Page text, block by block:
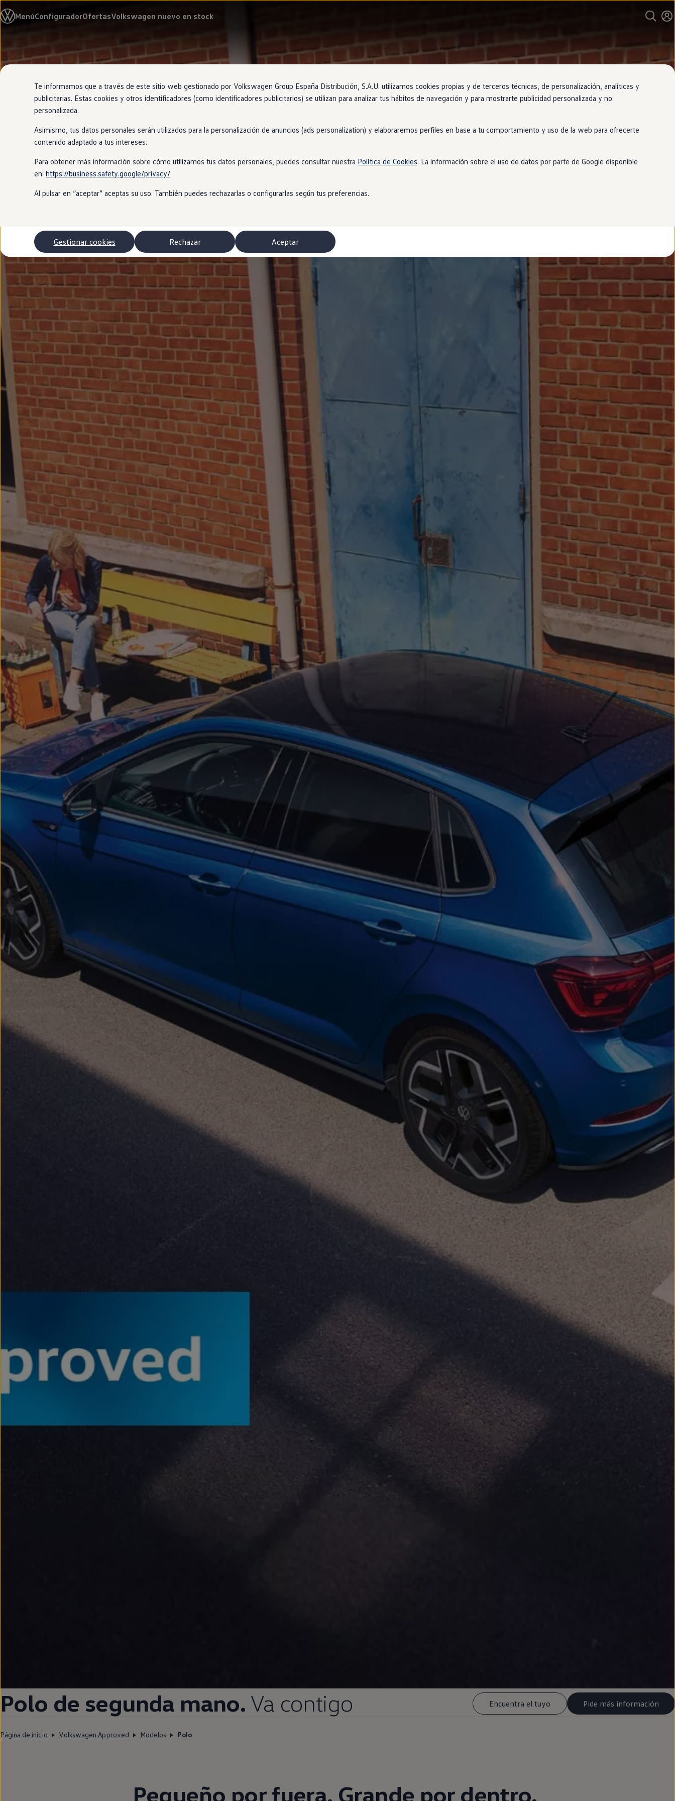
Ir
directamente
Ir
directamente
página
MenúConfiguradorOfertasVolkswagen nuevo en stock
Modelos y configurador
Nuevo ID. Cross
Volkswagen nuevo en stock
Volkswagen de ocasión
Financiación
My Way
Seguros
Empresas
Autoescuelas
Más sobre eléctricos
Más sobre híbridos
Plan Auto +
Etiquetas DGT
Simulador de autonomía, carga y ahorro
Soluciones de carga
Autonomía
Clientes y posventa
Club Volkswagen
Ofertas posventa
Eventos y experiencias
Beneficios Volkswagen
Asistencia en carretera
Garantía del fabricante
Beneficios del taller oficial
Rent-a-Car
Servicios digitales
Buscar servicios para tu modelo
Volkswagen Apps, inicio de sesión y tienda
Conectar el móvil con el vehículo
Actualizaciones del software, los mapas y las emisoras de radio
Mantenimiento y reparaciones
Revisiones e ITV
Aceite y líquidos del motor
Baterías
Frenos
Motor y chasis
Aire acondicionado y filtros
Faros y lunas
Carrocería y pintura
Llantas y neumáticos
Recambios Volkswagen
Accesorios y merchandising
Seguridad
Transporte
Entretenimiento
Personalización
Carga
Merchandising
Todo sobre tu Volkswagen
Tu coche conectado
Luces de advertencia
Manuales del coche
Información sobre EA189
Accede a My Volkswagen
Todo sobre tu Volkswagen
Información sobre Diésel XTL
Suscripción de mantenimiento Long Drive
Modelos anteriores
Beetle
Scirocco
Jetta
Sharan
Golf
Polo
Passat
Tiguan
Touareg
Touran
t-roc-1
Asistencia en carretera
Polo de segunda mano. Va contigo Encuentra el tuyo Pide más información
Página de inicio Volkswagen Approved Modelos Polo
Pequeño por fuera. Grande por dentro.
Te informamos que a través de este sitio web gestionado por Volkswagen Group España Distribución, S.A.U. utilizamos cookies propias y de terceros técnicas, de personalización, analíticas y
publicitarias. Estas cookies y otros identificadores (como identificadores publicitarios) se utilizan para analizar tus hábitos de navegación y para mostrarte publicidad personalizada y no
personalizada.
Asimismo, tus datos personales serán utilizados para la personalización de anuncios (ads personalization) y elaboraremos perfiles en base a tu comportamiento y uso de la web para ofrecerte
contenido adaptado a tus intereses.
Para obtener más información sobre cómo utilizamos tus datos personales, puedes consultar nuestra Política de Cookies. La información sobre el uso de datos por parte de Google disponible
en: https://business.safety.google/privacy/
Al pulsar en “aceptar” aceptas su uso. También puedes rechazarlas o configurarlas según tus preferencias.
Aceptar
Rechazar
Gestionar cookies